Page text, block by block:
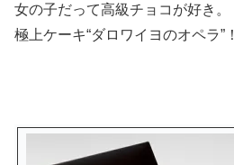
女の子だって高級チョコが好き。
極上ケーキ“ダロワイヨのオペラ”！